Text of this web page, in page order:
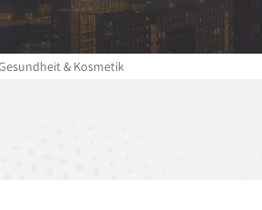
& Kosmetik